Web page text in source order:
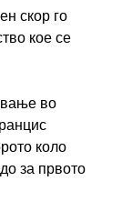
скор го
кое се
во
коло
за првото